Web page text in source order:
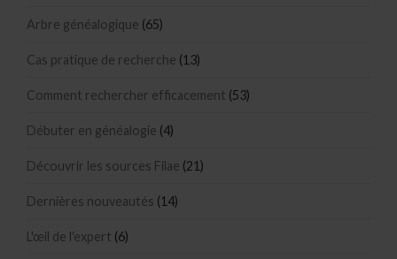
Arbre généalogique (65)
Cas pratique de recherche (13)
Comment rechercher efficacement (53)
Débuter en généalogie (4)
Découvrir les sources Filae (21)
Dernières nouveautés (14)
L'œil de l'expert (6)